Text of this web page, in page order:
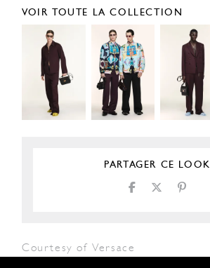
VOIR TOUTE LA COLLECTION
PARTAGER CE LOOK
Courtesy of Versace